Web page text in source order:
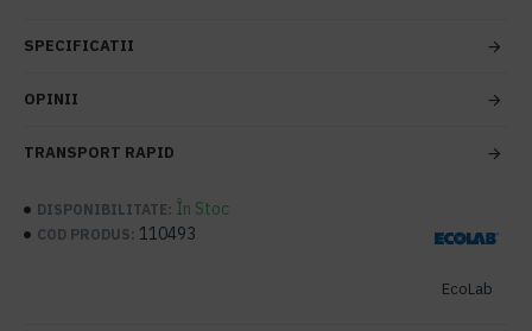
SPECIFICATII
OPINII
TRANSPORT RAPID
DISPONIBILITATE: În Stoc
COD PRODUS: 110493
EcoLab